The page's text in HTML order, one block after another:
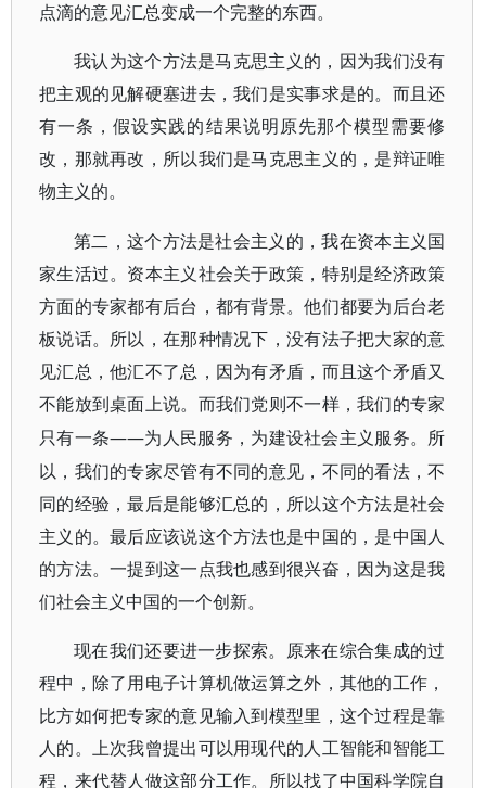
点滴的意见汇总变成一个完整的东西。
我认为这个方法是马克思主义的，因为我们没有
把主观的见解硬塞进去，我们是实事求是的。而且还
有一条，假设实践的结果说明原先那个模型需要修
改，那就再改，所以我们是马克思主义的，是辩证唯
物主义的。
第二，这个方法是社会主义的，我在资本主义国
家生活过。资本主义社会关于政策，特别是经济政策
方面的专家都有后台，都有背景。他们都要为后台老
板说话。所以，在那种情况下，没有法子把大家的意
见汇总，他汇不了总，因为有矛盾，而且这个矛盾又
不能放到桌面上说。而我们党则不一样，我们的专家
只有一条——为人民服务，为建设社会主义服务。所
以，我们的专家尽管有不同的意见，不同的看法，不
同的经验，最后是能够汇总的，所以这个方法是社会
主义的。最后应该说这个方法也是中国的，是中国人
的方法。一提到这一点我也感到很兴奋，因为这是我
们社会主义中国的一个创新。
现在我们还要进一步探索。原来在综合集成的过
程中，除了用电子计算机做运算之外，其他的工作，
比方如何把专家的意见输入到模型里，这个过程是靠
人的。上次我曾提出可以用现代的人工智能和智能工
程，来代替人做这部分工作。所以找了中国科学院自